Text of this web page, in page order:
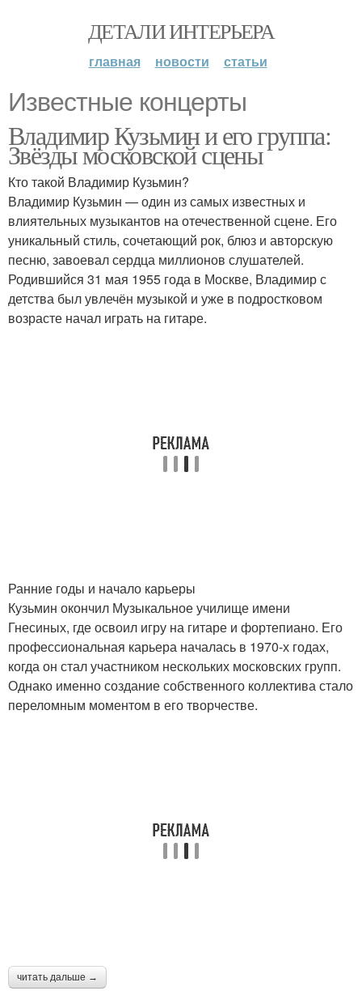
ДЕТАЛИ ИНТЕРЬЕРА
главная новости статьи
Известные концерты
Владимир Кузьмин и его группа:
Звёзды московской сцены
Кто такой Владимир Кузьмин?
Владимир Кузьмин — один из самых известных и
влиятельных музыкантов на отечественной сцене. Его
уникальный стиль, сочетающий рок, блюз и авторскую
песню, завоевал сердца миллионов слушателей.
Родившийся 31 мая 1955 года в Москве, Владимир с
детства был увлечён музыкой и уже в подростковом
возрасте начал играть на гитаре.
Ранние годы и начало карьеры
Кузьмин окончил Музыкальное училище имени
Гнесиных, где освоил игру на гитаре и фортепиано. Его
профессиональная карьера началась в 1970-х годах,
когда он стал участником нескольких московских групп.
Однако именно создание собственного коллектива стало
переломным моментом в его творчестве.
читать дальше →